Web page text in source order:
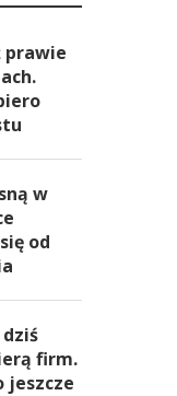
prawie
w
od
firm.
jeszcze